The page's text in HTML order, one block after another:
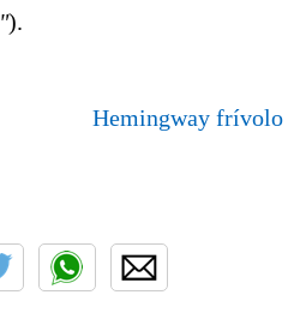
).
Hemingway frívolo